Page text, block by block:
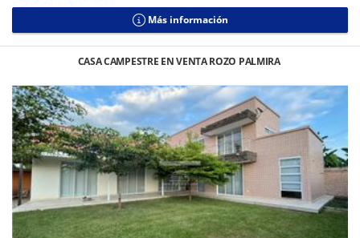
Más información
CASA CAMPESTRE EN VENTA ROZO PALMIRA